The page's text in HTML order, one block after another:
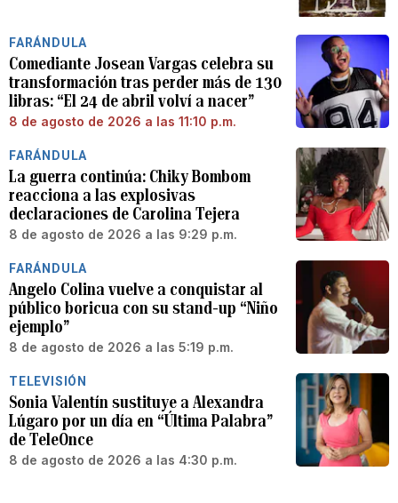
FARÁNDULA
Comediante Josean Vargas celebra su
transformación tras perder más de 130
libras: “El 24 de abril volví a nacer”
8 de agosto de 2026 a las 11:10 p.m.
FARÁNDULA
La guerra continúa: Chiky Bombom
reacciona a las explosivas
declaraciones de Carolina Tejera
8 de agosto de 2026 a las 9:29 p.m.
FARÁNDULA
Angelo Colina vuelve a conquistar al
público boricua con su stand-up “Niño
ejemplo”
8 de agosto de 2026 a las 5:19 p.m.
TELEVISIÓN
Sonia Valentín sustituye a Alexandra
Lúgaro por un día en “Última Palabra”
de TeleOnce
8 de agosto de 2026 a las 4:30 p.m.